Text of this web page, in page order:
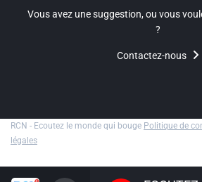
Département des Alpes Maritimes
Vous avez une suggestion, ou vous
?
Contactez-nous
RCN - Ecoutez le monde qui bouge Politique de
légales